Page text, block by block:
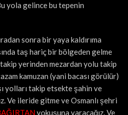
yola gelince bu tepenin
sonra bir yaya kaldırıma
taş hariç bir bölgeden gelme
yerinden mezardan yolu takip
kamuzan (yani bacası görülür)
yolları takip etsekte şahin ve
Ve ileride gitme ve Osmanlı şehri
yokuşuna varacağız. Ve